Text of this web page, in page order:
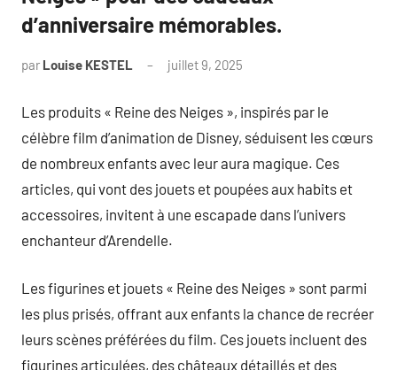
d’anniversaire mémorables.
par Louise KESTEL juillet 9, 2025
Les produits « Reine des Neiges », inspirés par le
célèbre film d’animation de Disney, séduisent les cœurs
de nombreux enfants avec leur aura magique. Ces
articles, qui vont des jouets et poupées aux habits et
accessoires, invitent à une escapade dans l’univers
enchanteur d’Arendelle.
Les figurines et jouets « Reine des Neiges » sont parmi
les plus prisés, offrant aux enfants la chance de recréer
leurs scènes préférées du film. Ces jouets incluent des
figurines articulées, des châteaux détaillés et des